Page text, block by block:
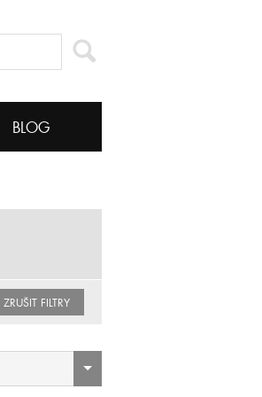
BLOG
ZRUŠIT FILTRY